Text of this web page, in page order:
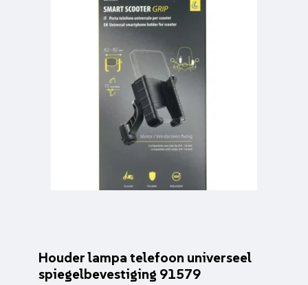
Houder lampa telefoon universeel
spiegelbevestiging 91579